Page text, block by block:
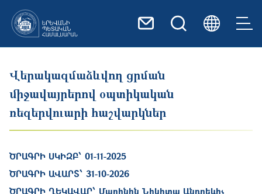
Վերակազմաձևվող ցրման
միջավայրերով օպտիկական
ռեզերվուարի հաշվարկներ
ԾՐԱԳՐԻ ՍԿԻԶԲ՝ 01-11-2025
ԾՐԱԳՐԻ ԱՎԱՐՏ՝ 31-10-2026
ԾՐԱԳՐԻ ՂԵԿԱՎԱՐ՝ Մարինին Նիկիտա Անդրեևիչ